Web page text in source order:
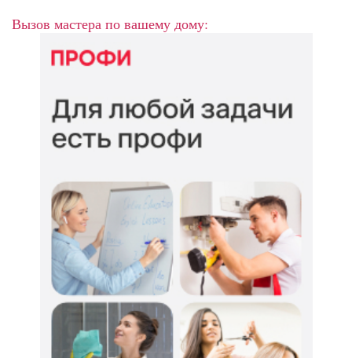
Вызов мастера по вашему дому: